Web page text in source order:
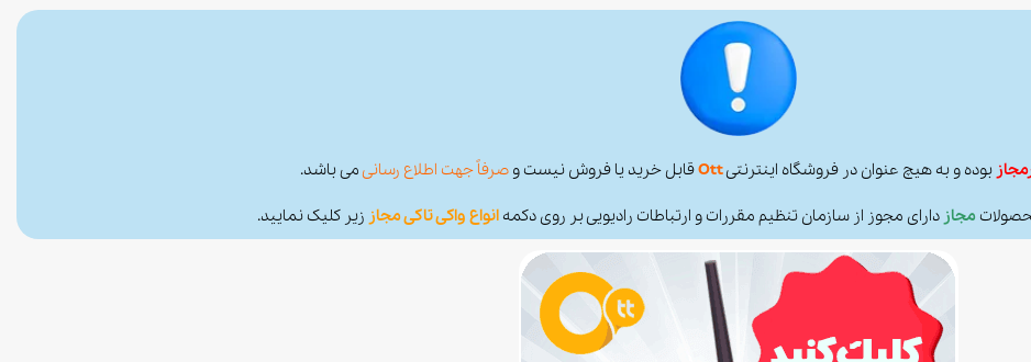
بوده و به هیچ عنوان در فروشگاه اینترنتیOttقابل خرید یا فروش نیست وصرفاً جهت اطلاع رسانیمی باشد.
مجاز دارای مجوز از سازمان تنظیم مقررات و ارتباطات رادیویی بر روی دکمه انواع واکی تاکی مجاز زیر کلیک نمایید.